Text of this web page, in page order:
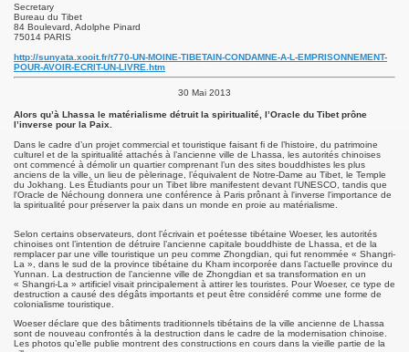
Secretary
Bureau du Tibet
84 Boulevard, Adolphe Pinard
75014 PARIS
http://sunyata.xooit.fr/t770-UN-MOINE-TIBETAIN-CONDAMNE-A-L-EMPRISONNEMENT-
POUR-AVOIR-ECRIT-UN-LIVRE.htm
30 Mai 2013
Alors qu’à Lhassa le matérialisme détruit la spiritualité, l’Oracle du Tibet prône
l’inverse pour la Paix.
Dans le cadre d’un projet commercial et touristique faisant fi de l’histoire, du patrimoine
culturel et de la spiritualité attachés à l’ancienne ville de Lhassa, les autorités chinoises
ont commencé à démolir un quartier comprenant l’un des sites bouddhistes les plus
anciens de la ville, un lieu de pèlerinage, l’équivalent de Notre-Dame au Tibet, le Temple
du Jokhang. Les Étudiants pour un Tibet libre manifestent devant l'UNESCO, tandis que
l'Oracle de Néchoung donnera une conférence à Paris prônant à l'inverse l'importance de
la spiritualité pour préserver la paix dans un monde en proie au matérialisme.
Selon certains observateurs, dont l’écrivain et poétesse tibétaine Woeser, les autorités
chinoises ont l’intention de détruire l’ancienne capitale bouddhiste de Lhassa, et de la
remplacer par une ville touristique un peu comme Zhongdian, qui fut renommée « Shangri-
La », dans le sud de la province tibétaine du Kham incorporée dans l’actuelle province du
Yunnan. La destruction de l’ancienne ville de Zhongdian et sa transformation en un
« Shangri-La » artificiel visait principalement à attirer les touristes. Pour Woeser, ce type de
destruction a causé des dégâts importants et peut être considéré comme une forme de
colonialisme touristique.
Woeser déclare que des bâtiments traditionnels tibétains de la ville ancienne de Lhassa
sont de nouveau confrontés à la destruction dans le cadre de la modernisation chinoise.
Les photos qu’elle publie montrent des constructions en cours dans la vieille partie de la
Tibétain.
l'Homme.
2015